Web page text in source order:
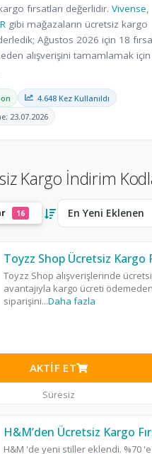
fırsatları değerlidir. Vivense,
gibi mağazaların ücretsiz kargo
Ağustos 2026 için 18
alışverişini tamamlamak
4.648 Kez Kullanıldı
23.07.2026
Kargo İndirim
16
Toyzz Shop Ücretsiz Kargo
Toyzz Shop alışverişlerinde
avantajıyla kargo ücreti ödemeden
siparişini...Daha fazla
AKTIF ET
Süresiz
H&M’den Ücretsiz Kargo
H&M 'de yeni stiller eklendi. %70